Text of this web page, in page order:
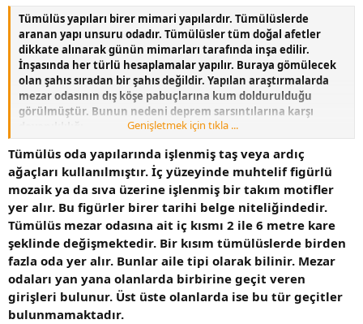
Tümülüs yapıları birer mimari yapılardır. Tümülüslerde
aranan yapı unsuru odadır. Tümülüsler tüm doğal afetler
dikkate alınarak günün mimarları tarafında inşa edilir.
İnşasında her türlü hesaplamalar yapılır. Buraya gömülecek
olan şahıs sıradan bir şahıs değildir. Yapılan araştırmalarda
mezar odasının dış köşe pabuçlarına kum doldurulduğu
görülmüştür. Bunun nedeni deprem sarsıntılarına karşı
sağlamaktır.
Genişletmek için tıkla ...
Tümülüs oda yapılarında işlenmiş taş veya ardıç
ağaçları kullanılmıştır. İç yüzeyinde muhtelif figürlü
mozaik ya da sıva üzerine işlenmiş bir takım motifler
yer alır. Bu figürler birer tarihi belge niteliğindedir.
Tümülüs mezar odasına ait iç kısmı 2 ile 6 metre kare
şeklinde değişmektedir. Bir kısım tümülüslerde birden
fazla oda yer alır. Bunlar aile tipi olarak bilinir. Mezar
odaları yan yana olanlarda birbirine geçit veren
girişleri bulunur. Üst üste olanlarda ise bu tür geçitler
bulunmamaktadır.